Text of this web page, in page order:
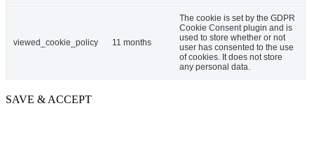
viewed_cookie_policy 11 months
The cookie is set by the GDPR
Cookie Consent plugin and is
used to store whether or not
user has consented to the use
of cookies. It does not store
any personal data.
SAVE & ACCEPT